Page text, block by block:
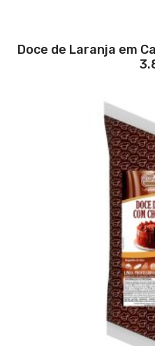
Doce de Laranja em